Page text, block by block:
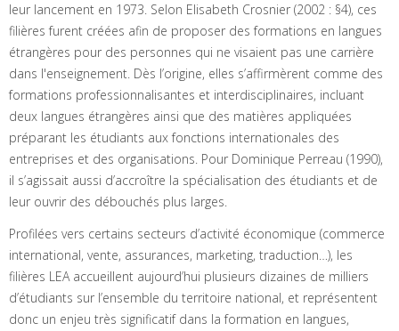
leur lancement en 1973. Selon Elisabeth Crosnier (2002 : §4), ces
filières furent créées afin de proposer des formations en langues
étrangères pour des personnes qui ne visaient pas une carrière
dans l'enseignement. Dès l’origine, elles s’affirmèrent comme des
formations professionnalisantes et interdisciplinaires, incluant
deux langues étrangères ainsi que des matières appliquées
préparant les étudiants aux fonctions internationales des
entreprises et des organisations. Pour Dominique Perreau (1990),
il s’agissait aussi d’accroître la spécialisation des étudiants et de
leur ouvrir des débouchés plus larges.
Profilées vers certains secteurs d’activité économique (commerce
international, vente, assurances, marketing, traduction…), les
filières LEA accueillent aujourd’hui plusieurs dizaines de milliers
d’étudiants sur l’ensemble du territoire national, et représentent
donc un enjeu très significatif dans la formation en langues,